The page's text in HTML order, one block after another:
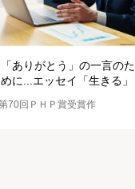
「ありがとう」の一言のた
めに...エッセイ「生きる」
70回ＰＨＰ賞受賞作